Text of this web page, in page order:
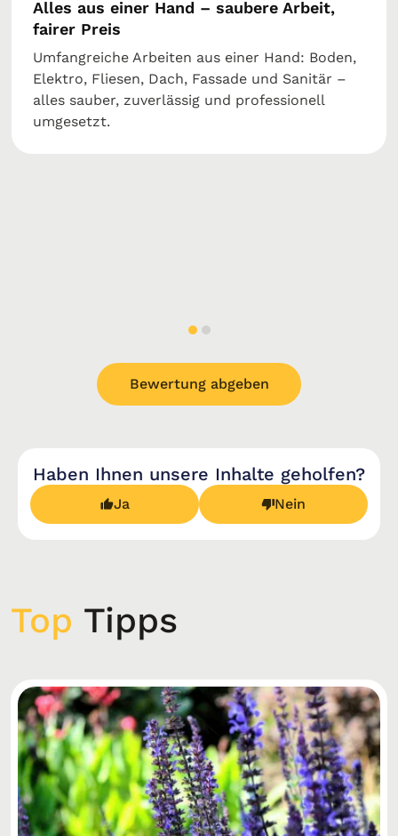
Alles aus einer Hand – saubere Arbeit,
fairer Preis
Umfangreiche Arbeiten aus einer Hand: Boden,
Elektro, Fliesen, Dach, Fassade und Sanitär –
alles sauber, zuverlässig und professionell
umgesetzt.
Bewertung abgeben
Haben Ihnen unsere Inhalte geholfen?
Ja Nein
Top Tipps